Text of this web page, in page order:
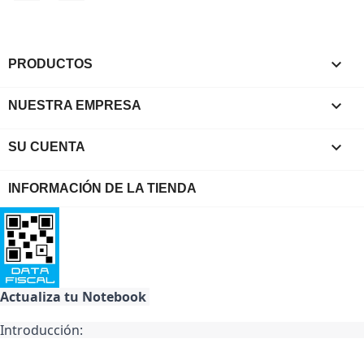
PRODUCTOS 
NUESTRA EMPRESA 
SU CUENTA 
INFORMACIÓN DE LA TIENDA
Actualiza tu Notebook
Introducción: